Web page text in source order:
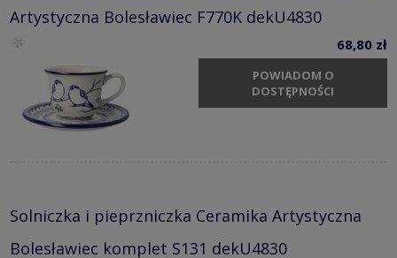
Artystyczna Bolesławiec F770K dekU4830
68,80 zł
POWIADOM O
DOSTĘPNOŚCI
Solniczka i pieprzniczka Ceramika Artystyczna
Bolesławiec komplet S131 dekU4830